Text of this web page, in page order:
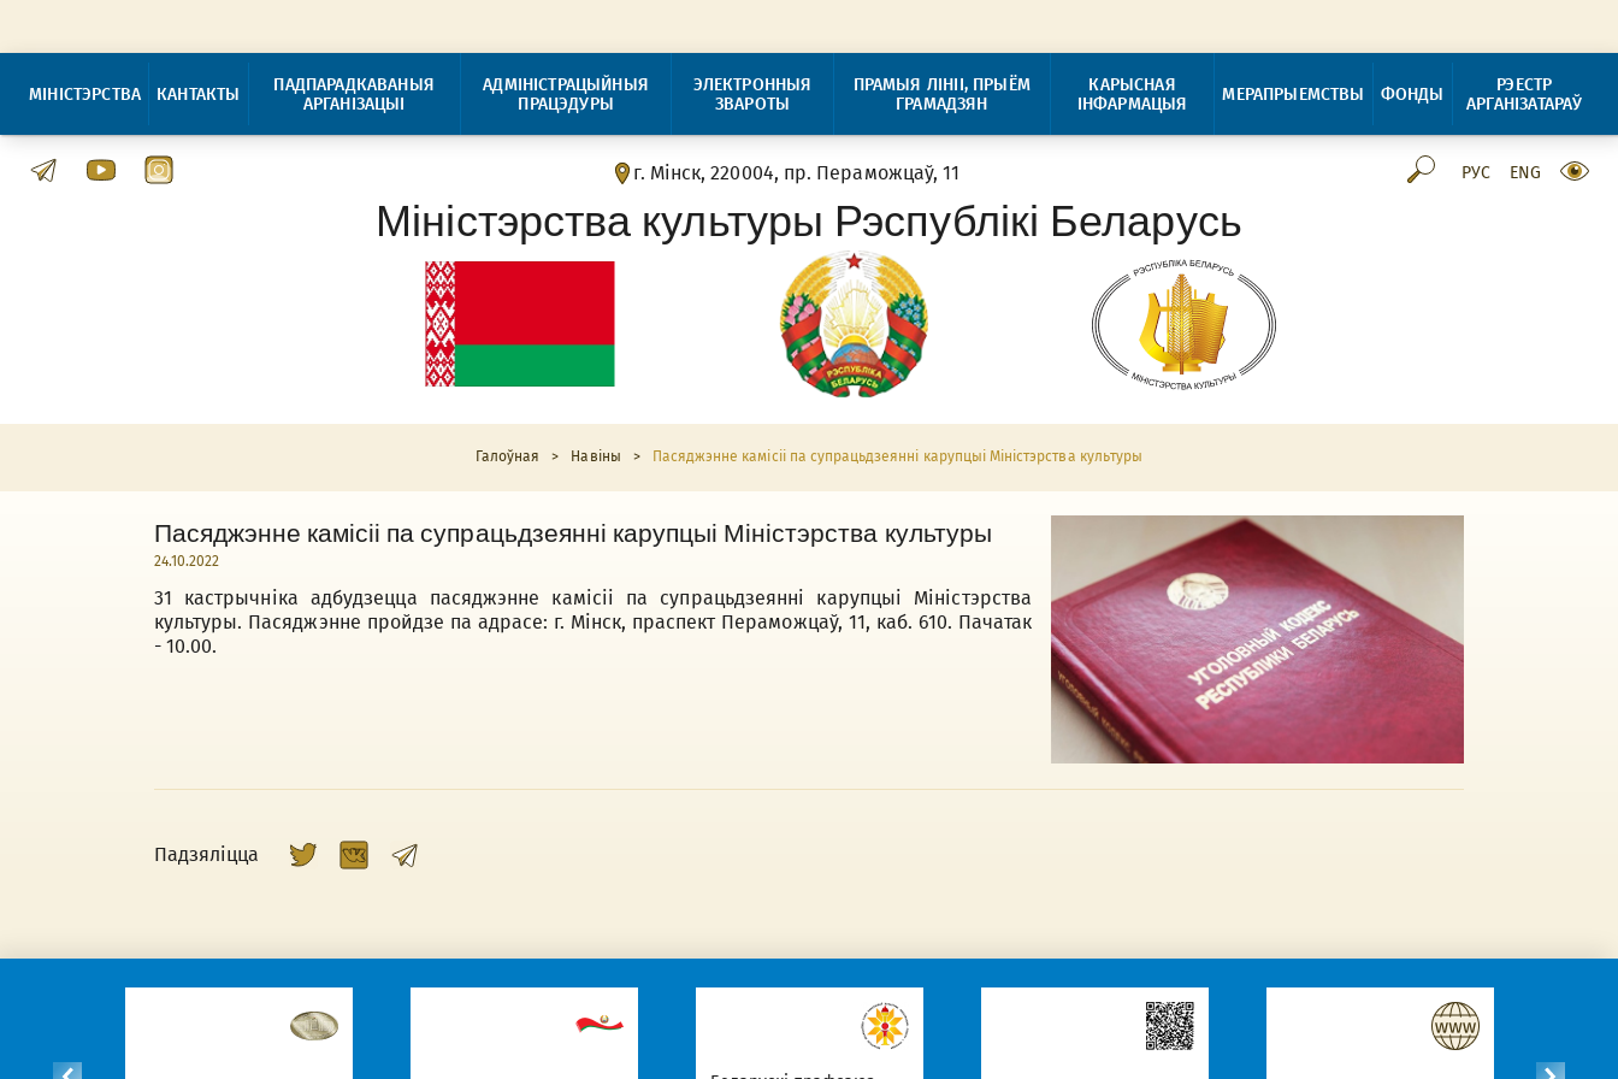
МІНІСТЭРСТВА КАНТАКТЫ
ПАДПАРАДКАВАНЫЯ
АРГАНІЗАЦЫІ
АДМІНІСТРАЦЫЙНЫЯ
ПРАЦЭДУРЫ
ЭЛЕКТРОННЫЯ
ЗВАРОТЫ
ПРАМЫЯ ЛІНІІ, ПРЫЁМ
ГРАМАДЗЯН
КАРЫСНАЯ
ІНФАРМАЦЫЯ
МЕРАПРЫЕМСТВЫ ФОНДЫ
РЭЕСТР
АРГАНІЗАТАРАЎ
г. Мінск, 220004, пр. Пераможцаў, 11 РУС ENG
Міністэрства культуры Рэспублікі Беларусь
Галоўная > Навіны > Пасяджэнне камісіі па супрацьдзеянні карупцыі Міністэрства культуры
Пасяджэнне камісіі па супрацьдзеянні карупцыі Міністэрства культуры
24.10.2022
31 кастрычніка адбудзецца пасяджэнне камісіі па супрацьдзеянні карупцыі Міністэрства
культуры. Пасяджэнне пройдзе па адрасе: г. Мiнск, праспект Пераможцаў, 11, каб. 610. Пачатак
- 10.00.
Падзяліцца